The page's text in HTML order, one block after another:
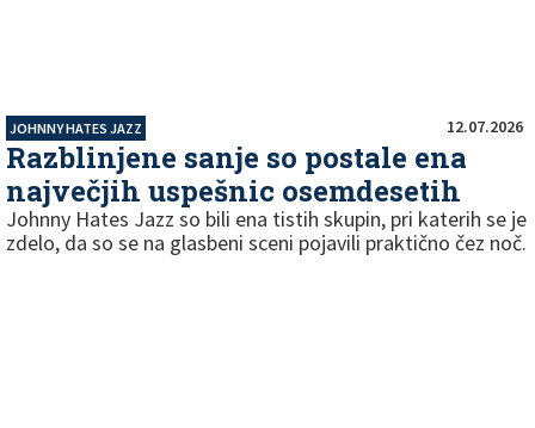
JOHNNY HATES JAZZ 12.07.2026
Razblinjene sanje so postale ena
največjih uspešnic osemdesetih
Johnny Hates Jazz so bili ena tistih skupin, pri katerih se je
zdelo, da so se na glasbeni sceni pojavili praktično čez noč.